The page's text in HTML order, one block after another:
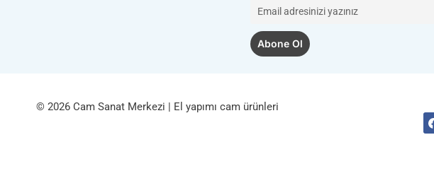
© 2026 Cam Sanat Merkezi | El yapımı cam ürünleri